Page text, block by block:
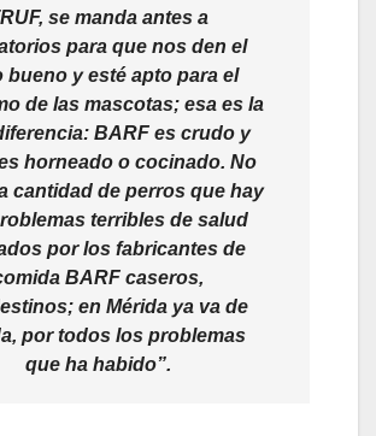
se manda antes a
para que nos den el
bueno y esté apto para el
de las mascotas; esa es la
BARF es crudo y
horneado o cocinado. No
cantidad de perros que hay
terribles de salud
por los fabricantes de
BARF caseros,
en Mérida ya va de
por todos los problemas
que ha habido”.